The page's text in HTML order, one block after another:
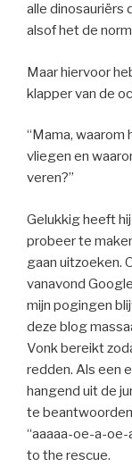
alle dinosauriërs
alsof het de
Maar hiervoor
klapper van de
“Mama, waarom
vliegen en
veren?”
Gelukkig heeft
probeer te
gaan uitzoeken.
vanavond
mijn pogingen
deze blog
Vonk bereikt
redden. Als een
hangend uit de
te
“aaaaa-oe-a-oe-
to the rescue.